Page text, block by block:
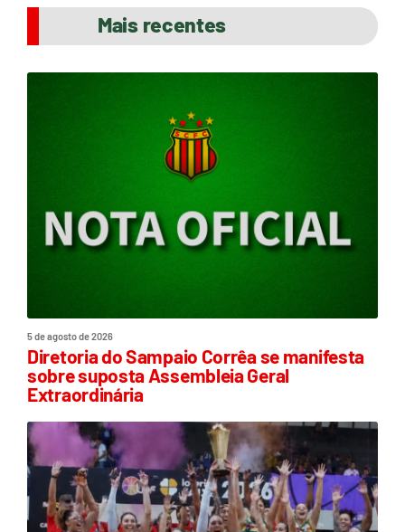
Mais recentes
5 de agosto de 2026
Diretoria do Sampaio Corrêa se manifesta
sobre suposta Assembleia Geral
Extraordinária